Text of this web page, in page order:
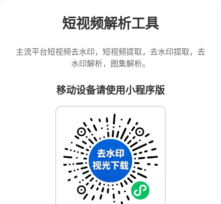
短视频解析工具
主流平台短视频去水印，短视频提取，去水印提取，去
水印解析，图集解析。
移动设备请使用小程序版